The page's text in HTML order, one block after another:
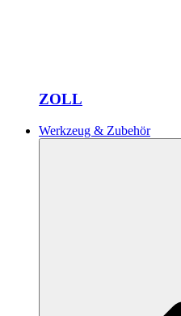
ZOLL
Werkzeug & Zubehör